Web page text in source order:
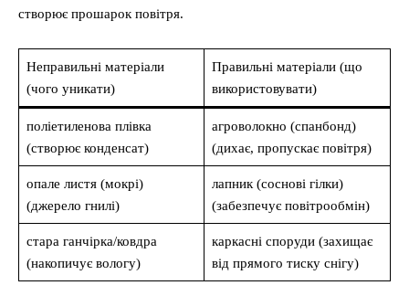
створює прошарок повітря.
Неправильні матеріали
(чого уникати)
Правильні матеріали (що
використовувати)
поліетиленова плівка
(створює конденсат)
агроволокно (спанбонд)
(дихає, пропускає повітря)
опале листя (мокрі)
(джерело гнилі)
лапник (соснові гілки)
(забезпечує повітрообмін)
стара ганчірка/ковдра
(накопичує вологу)
каркасні споруди (захищає
від прямого тиску снігу)